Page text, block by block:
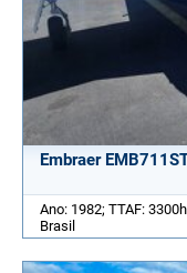
Embraer
Ano: 1982; TTAF:
Brasil